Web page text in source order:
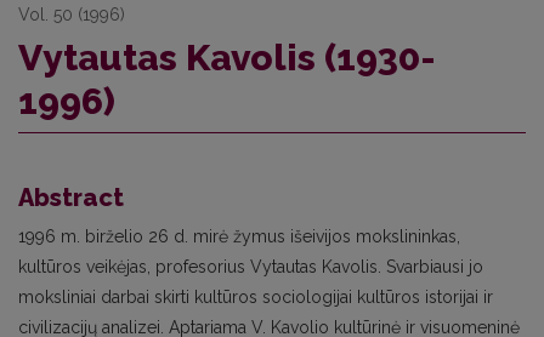
Vol. 50 (1996)
Vytautas Kavolis (1930-
1996)
Abstract
1996 m. birželio 26 d. mirė žymus išeivijos mokslininkas,
kultūros veikėjas, profesorius Vytautas Kavolis. Svarbiausi jo
moksliniai darbai skirti kultūros sociologijai kultūros istorijai ir
civilizacijų analizei. Aptariama V. Kavolio kultūrinė ir visuomeninė